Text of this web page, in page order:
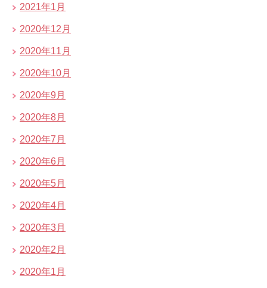
2021年1月
2020年12月
2020年11月
2020年10月
2020年9月
2020年8月
2020年7月
2020年6月
2020年5月
2020年4月
2020年3月
2020年2月
2020年1月